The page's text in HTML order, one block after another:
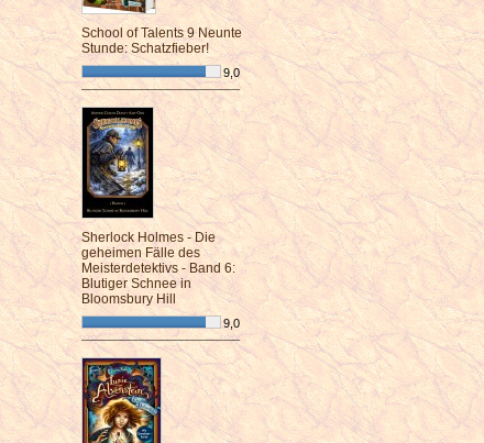
School of Talents 9 Neunte
Stunde: Schatzfieber!
9,0
¯¯¯¯¯¯¯¯¯¯¯¯¯¯¯¯¯¯¯¯¯¯¯¯
Sherlock Holmes - Die
geheimen Fälle des
Meisterdetektivs - Band 6:
Blutiger Schnee in
Bloomsbury Hill
9,0
¯¯¯¯¯¯¯¯¯¯¯¯¯¯¯¯¯¯¯¯¯¯¯¯